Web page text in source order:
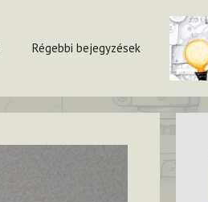
Régebbi bejegyzések